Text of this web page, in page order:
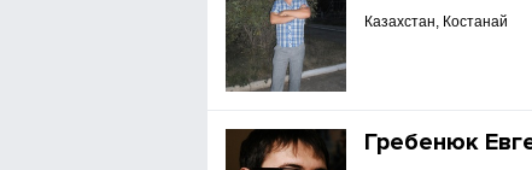
Казахстан, Костанай
Гребенюк